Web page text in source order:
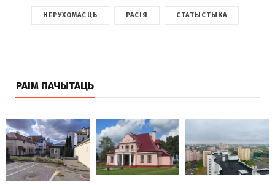
НЕРУХОМАСЦЬ РАСІЯ СТАТЫСТЫКА
РАІМ ПАЧЫТАЦЬ